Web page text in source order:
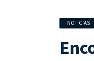
NOTICIAS